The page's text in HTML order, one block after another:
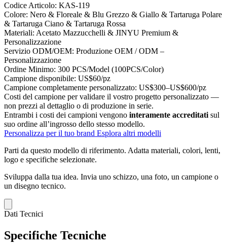
Codice Articolo: KAS-119
Colore: Nero & Floreale & Blu Grezzo & Giallo & Tartaruga Polare
& Tartaruga Ciano & Tartaruga Rossa
Materiali: Acetato Mazzucchelli & JINYU Premium &
Personalizzazione
Servizio ODM/OEM: Produzione OEM / ODM –
Personalizzazione
Ordine Minimo: 300 PCS/Model (100PCS/Color)
Campione disponibile: US$60/pz
Campione completamente personalizzato: US$300–US$600/pz
Costi del campione per validare il vostro progetto personalizzato —
non prezzi al dettaglio o di produzione in serie.
Entrambi i costi dei campioni vengono interamente accreditati sul
suo ordine all’ingrosso dello stesso modello.
Personalizza per il tuo brand Esplora altri modelli
Parti da questo modello di riferimento. Adatta materiali, colori, lenti,
logo e specifiche selezionate.
Sviluppa dalla tua idea. Invia uno schizzo, una foto, un campione o
un disegno tecnico.
Dati Tecnici
Specifiche Tecniche